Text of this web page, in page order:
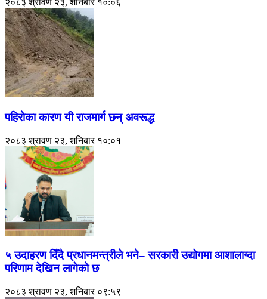
२०८३ श्रावण २३, शनिबार १०:०६
पहिरोका कारण यी राजमार्ग छन् अवरूद्ध
२०८३ श्रावण २३, शनिबार १०:०१
५ उदाहरण दिँदै प्रधानमन्त्रीले भने– सरकारी उद्योगमा आशालाग्दा
परिणाम देखिन लागेको छ
२०८३ श्रावण २३, शनिबार ०९:५९